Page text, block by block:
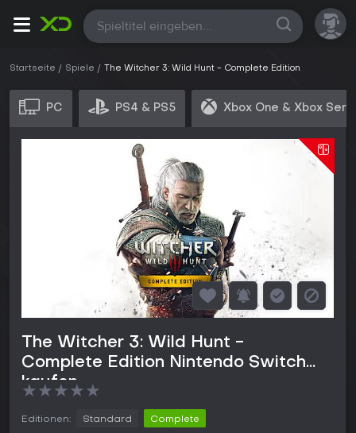
Alle
Startseite Spiele The Witcher 3: Wild Hunt - Complete Edition
PC PS4 & PS5 Xbox One & Xbox
The Witcher 3: Wild Hunt -
Complete Edition Nintendo Switch
kaufen
★★★★★
Editionen: Standard Complete